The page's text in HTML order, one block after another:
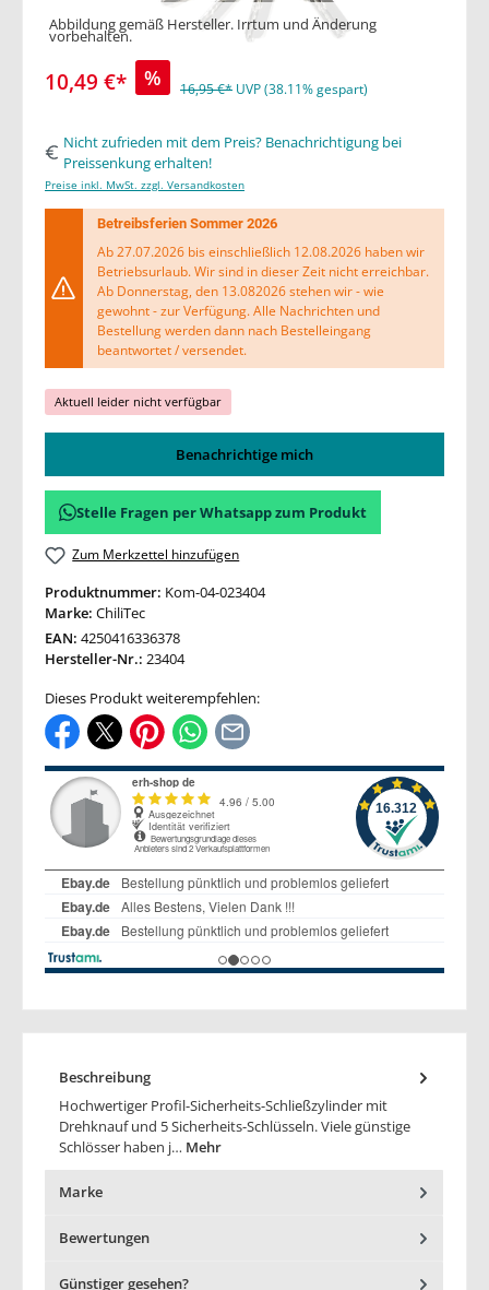
Abbildung gemäß Hersteller. Irrtum und Änderung
vorbehalten.
10,49 €* % 16,95 €* UVP (38.11% gespart)
Nicht zufrieden mit dem Preis? Benachrichtigung bei
Preissenkung erhalten!
Preise inkl. MwSt. zzgl. Versandkosten
Betreibsferien Sommer 2026
Ab 27.07.2026 bis einschließlich 12.08.2026 haben wir
Betriebsurlaub. Wir sind in dieser Zeit nicht erreichbar.
Ab Donnerstag, den 13.082026 stehen wir - wie
gewohnt - zur Verfügung. Alle Nachrichten und
Bestellung werden dann nach Bestelleingang
beantwortet / versendet.
Aktuell leider nicht verfügbar
Benachrichtige mich
Stelle Fragen per Whatsapp zum Produkt
Zum Merkzettel hinzufügen
Produktnummer: Kom-04-023404
Marke: ChiliTec
EAN: 4250416336378
Hersteller-Nr.: 23404
Dieses Produkt weiterempfehlen:
Beschreibung
Hochwertiger Profil-Sicherheits-Schließzylinder mit
Drehknauf und 5 Sicherheits-Schlüsseln. Viele günstige
Schlösser haben j… Mehr
Marke
Bewertungen
Günstiger gesehen?